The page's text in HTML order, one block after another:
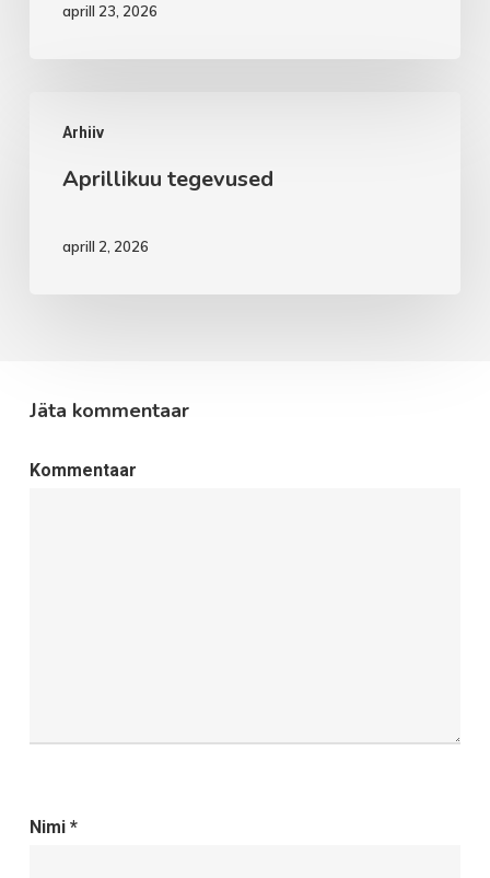
aprill 23, 2026
Arhiiv
tegevused
Aprillikuu tegevused
aprill 2, 2026
Jäta kommentaar
Kommentaar
Nimi *